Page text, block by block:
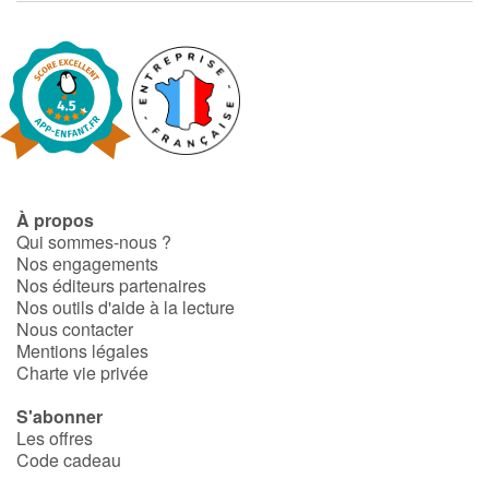
À propos
Qui sommes-nous ?
Nos engagements
Nos éditeurs partenaires
Nos outils d'aide à la lecture
Nous contacter
Mentions légales
Charte vie privée
S'abonner
Les offres
Code cadeau